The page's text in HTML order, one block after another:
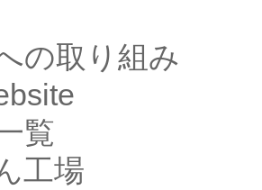
の取り組み
覧
工場